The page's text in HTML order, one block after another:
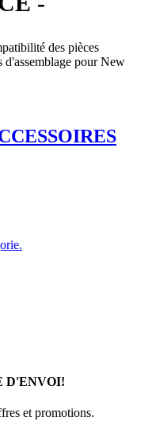
des pièces
d'assemblage pour New
D'ENVOI!
et promotions.